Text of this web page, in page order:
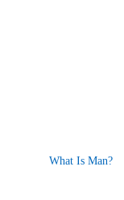
What Is Man?